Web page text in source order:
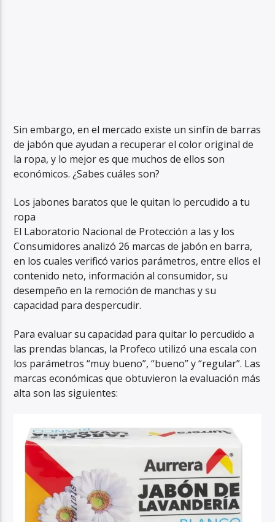
Sin embargo, en el mercado existe un sinfín de barras
de jabón que ayudan a recuperar el color original de
la ropa, y lo mejor es que muchos de ellos son
económicos. ¿Sabes cuáles son?
Los jabones baratos que le quitan lo percudido a tu
ropa
El Laboratorio Nacional de Protección a las y los
Consumidores analizó 26 marcas de jabón en barra,
en los cuales verificó varios parámetros, entre ellos el
contenido neto, información al consumidor, su
desempeño en la remoción de manchas y su
capacidad para despercudir.
Para evaluar su capacidad para quitar lo percudido a
las prendas blancas, la Profeco utilizó una escala con
los parámetros “muy bueno”, “bueno” y “regular”. Las
marcas económicas que obtuvieron la evaluación más
alta son las siguientes: